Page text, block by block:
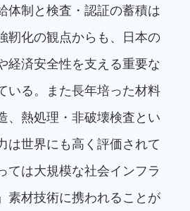
体制と検査・認証の蓄積は
靭化の観点からも、日本の
経済安全性を支える重要な
いる。また長年培った材料
、熱処理・非破壊検査とい
は世界にも高く評価されて
ては大規模な社会インフラ
素材技術に携われることが